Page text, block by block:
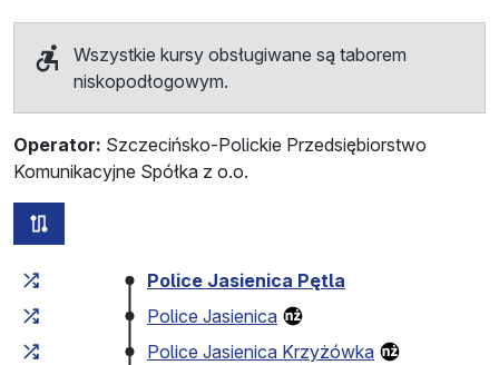
Wszystkie kursy obsługiwane są taborem
niskopodłogowym.
Operator: Szczecińsko-Polickie Przedsiębiorstwo
Komunikacyjne Spółka z o.o.
Czas przejazdu narastająco Czas przejazdu między
Police Jasienica Pętla
Police Jasienica
Police Jasienica Krzyżówka